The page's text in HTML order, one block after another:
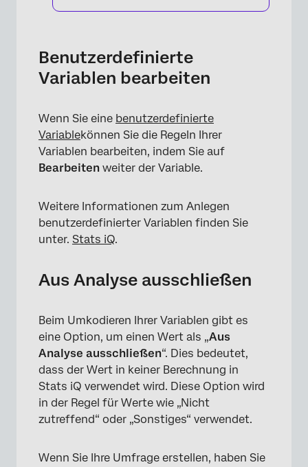
Benutzerdefinierte
Variablen bearbeiten
Wenn Sie eine benutzerdefinierte
Variablekönnen Sie die Regeln Ihrer
Variablen bearbeiten, indem Sie auf
Bearbeiten weiter der Variable.
Weitere Informationen zum Anlegen
benutzerdefinierter Variablen finden Sie
unter. Stats iQ.
Aus Analyse ausschließen
Beim Umkodieren Ihrer Variablen gibt es
eine Option, um einen Wert als „Aus
Analyse ausschließen“. Dies bedeutet,
dass der Wert in keiner Berechnung in
Stats iQ verwendet wird. Diese Option wird
in der Regel für Werte wie „Nicht
zutreffend“ oder „Sonstiges“ verwendet.
Wenn Sie Ihre Umfrage erstellen, haben Sie